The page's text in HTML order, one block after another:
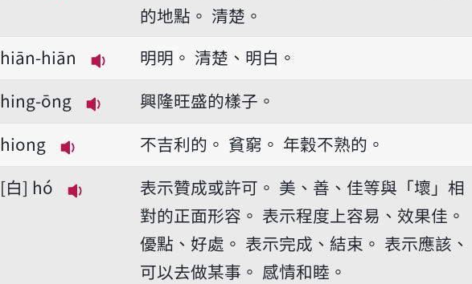
播放音讀hiān的地點。 清楚。
hiān-hiān
播放音讀hiān-hiān
明明。 清楚、明白。
hing-ōng
播放音讀hing-ōng
興隆旺盛的樣子。
hiong
播放音讀hiong
不吉利的。 貧窮。 年穀不熟的。
白 hó
播放音讀hó
表示贊成或許可。 美、善、佳等與「壞」相
對的正面形容。 表示程度上容易、效果佳。
優點、好處。 表示完成、結束。 表示應該、
可以去做某事。 感情和睦。